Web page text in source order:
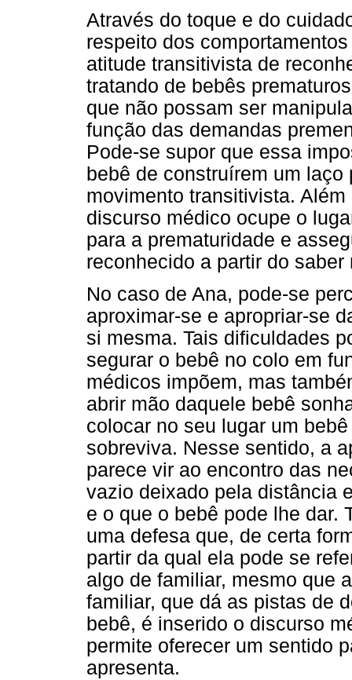
Através do toque e do
respeito dos
atitude transitivista de
tratando de bebês
que não possam ser
função das demandas
Pode-se supor que essa
bebê de construírem um
movimento transitivista.
discurso médico ocupe o
para a prematuridade e
reconhecido a partir do saber
No caso de Ana, pode-se
aproximar-se e apropriar-se
si mesma. Tais dificuldades
segurar o bebê no colo em
médicos impõem, mas
abrir mão daquele bebê
colocar no seu lugar um
sobreviva. Nesse sentido, a
parece vir ao encontro das
vazio deixado pela distância
e o que o bebê pode lhe dar.
uma defesa que, de certa
partir da qual ela pode se
algo de familiar, mesmo que
familiar, que dá as pistas de
bebê, é inserido o discurso
permite oferecer um sentido
apresenta.